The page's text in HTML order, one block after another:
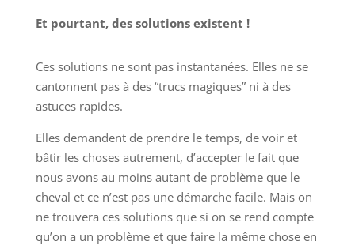
Et pourtant, des solutions existent !
Ces solutions ne sont pas instantanées. Elles ne se
cantonnent pas à des “trucs magiques” ni à des
astuces rapides.
Elles demandent de prendre le temps, de voir et
bâtir les choses autrement, d’accepter le fait que
nous avons au moins autant de problème que le
cheval et ce n’est pas une démarche facile. Mais on
ne trouvera ces solutions que si on se rend compte
qu’on a un problème et que faire la même chose en